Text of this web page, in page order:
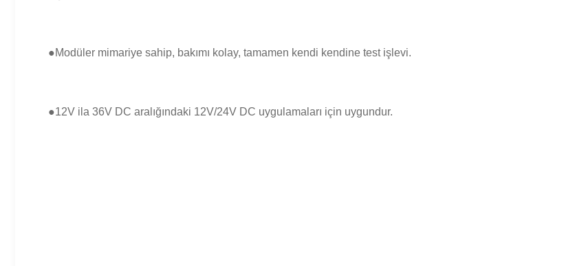
●Modüler mimariye sahip, bakımı kolay, tamamen kendi kendine test işlevi.
●12V ila 36V DC aralığındaki 12V/24V DC uygulamaları için uygundur.